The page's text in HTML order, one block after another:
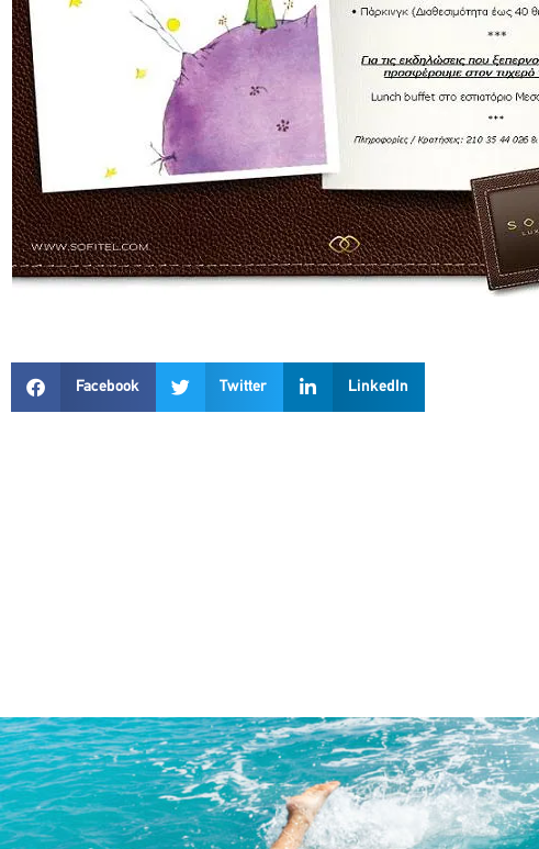
Facebook Twitter LinkedIn